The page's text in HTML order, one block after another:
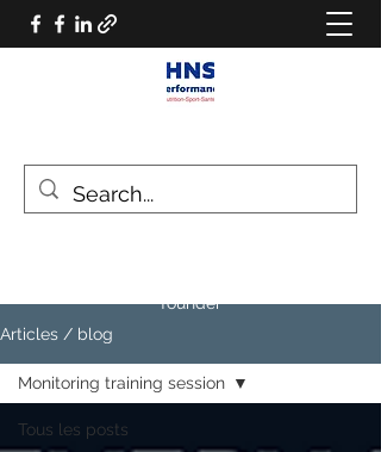
founder
Articles / blog
Tous les posts
Monitoring training session